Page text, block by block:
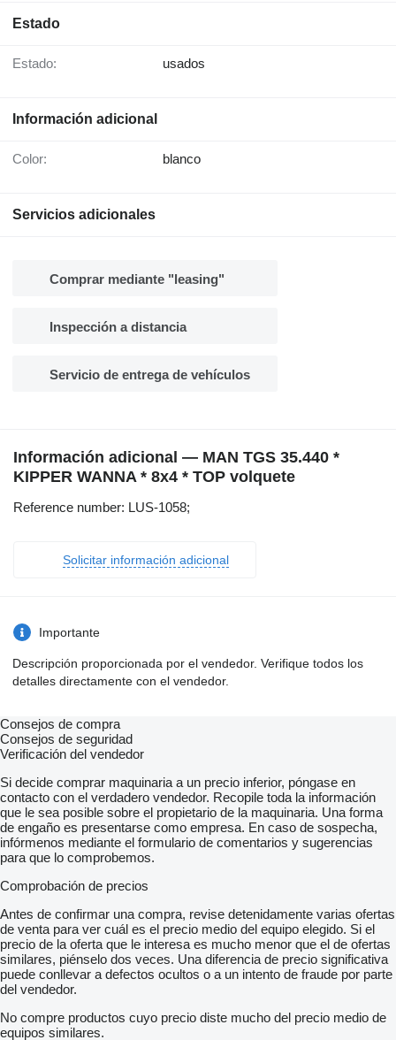
Estado
Estado: usados
Información adicional
Color: blanco
Servicios adicionales
Comprar mediante "leasing"
Inspección a distancia
Servicio de entrega de vehículos
Información adicional — MAN TGS 35.440 *
KIPPER WANNA * 8x4 * TOP volquete
Reference number: LUS-1058;
Solicitar información adicional
Importante
Descripción proporcionada por el vendedor. Verifique todos los
detalles directamente con el vendedor.
Consejos de compra
Consejos de seguridad
Verificación del vendedor
Si decide comprar maquinaria a un precio inferior, póngase en
contacto con el verdadero vendedor. Recopile toda la información
que le sea posible sobre el propietario de la maquinaria. Una forma
de engaño es presentarse como empresa. En caso de sospecha,
infórmenos mediante el formulario de comentarios y sugerencias
para que lo comprobemos.
Comprobación de precios
Antes de confirmar una compra, revise detenidamente varias ofertas
de venta para ver cuál es el precio medio del equipo elegido. Si el
precio de la oferta que le interesa es mucho menor que el de ofertas
similares, piénselo dos veces. Una diferencia de precio significativa
puede conllevar a defectos ocultos o a un intento de fraude por parte
del vendedor.
No compre productos cuyo precio diste mucho del precio medio de
equipos similares.